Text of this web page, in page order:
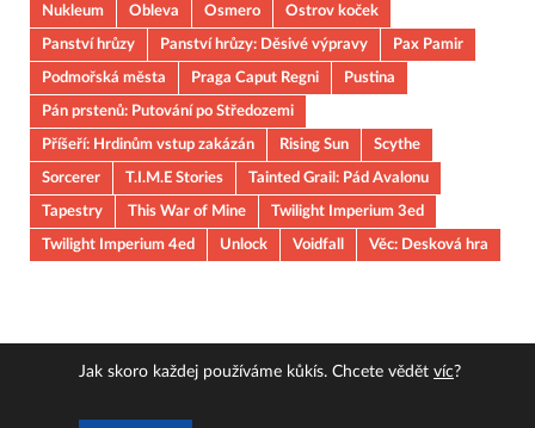
Nukleum
Obleva Osmero
Ostrov koček
Panství hrůzy
Panství hrůzy: Děsivé výpravy
Pax Pamir
Podmořská města
Praga Caput Regni
Pustina
Pán prstenů: Putování po Středozemi
Příšeří: Hrdinům vstup zakázán
Rising Sun
Scythe
Sorcerer
T.I.M.E Stories
Tainted Grail: Pád Avalonu
Tapestry
This War of Mine
Twilight Imperium 3ed
Twilight Imperium 4ed
Unlock Voidfall Věc: Desková hra
Jak skoro každej používáme kůkís. Chcete vědět víc?